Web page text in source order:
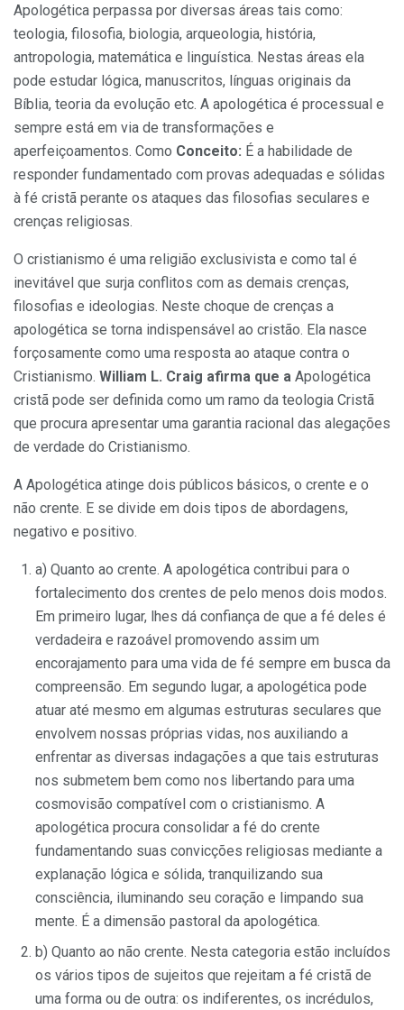
Apologética perpassa por diversas áreas tais como:
teologia, filosofia, biologia, arqueologia, história,
antropologia, matemática e linguística. Nestas áreas ela
pode estudar lógica, manuscritos, línguas originais da
Bíblia, teoria da evolução etc. A apologética é processual e
sempre está em via de transformações e
aperfeiçoamentos. Como Conceito: É a habilidade de
responder fundamentado com provas adequadas e sólidas
à fé cristã perante os ataques das filosofias seculares e
crenças religiosas.
O cristianismo é uma religião exclusivista e como tal é
inevitável que surja conflitos com as demais crenças,
filosofias e ideologias. Neste choque de crenças a
apologética se torna indispensável ao cristão. Ela nasce
forçosamente como uma resposta ao ataque contra o
Cristianismo. William L. Craig afirma que a Apologética
cristã pode ser definida como um ramo da teologia Cristã
que procura apresentar uma garantia racional das alegações
de verdade do Cristianismo.
A Apologética atinge dois públicos básicos, o crente e o
não crente. E se divide em dois tipos de abordagens,
negativo e positivo.
a) Quanto ao crente. A apologética contribui para o
fortalecimento dos crentes de pelo menos dois modos.
Em primeiro lugar, lhes dá confiança de que a fé deles é
verdadeira e razoável promovendo assim um
encorajamento para uma vida de fé sempre em busca da
compreensão. Em segundo lugar, a apologética pode
atuar até mesmo em algumas estruturas seculares que
envolvem nossas próprias vidas, nos auxiliando a
enfrentar as diversas indagações a que tais estruturas
nos submetem bem como nos libertando para uma
cosmovisão compatível com o cristianismo. A
apologética procura consolidar a fé do crente
fundamentando suas convicções religiosas mediante a
explanação lógica e sólida, tranquilizando sua
consciência, iluminando seu coração e limpando sua
mente. É a dimensão pastoral da apologética.
b) Quanto ao não crente. Nesta categoria estão incluídos
os vários tipos de sujeitos que rejeitam a fé cristã de
uma forma ou de outra: os indiferentes, os incrédulos,